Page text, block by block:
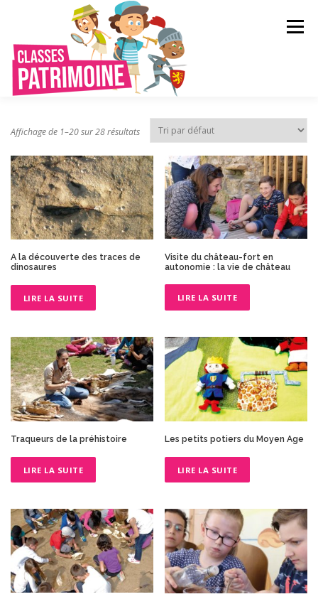
Menu
CRÉER VOTRE VOYAGE SCOLAIRE CATALOGUE
CONTACT
Affichage de 1–20 sur 28 résultats
A la découverte des traces de
dinosaures
LIRE LA SUITE
Visite du château-fort en
autonomie : la vie de château
LIRE LA SUITE
Traqueurs de la préhistoire
LIRE LA SUITE
Les petits potiers du Moyen Age
LIRE LA SUITE